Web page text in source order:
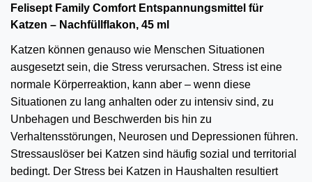
Felisept Family Comfort Entspannungsmittel für
Katzen – Nachfüllflakon, 45 ml
Katzen können genauso wie Menschen Situationen
ausgesetzt sein, die Stress verursachen. Stress ist eine
normale Körperreaktion, kann aber – wenn diese
Situationen zu lang anhalten oder zu intensiv sind, zu
Unbehagen und Beschwerden bis hin zu
Verhaltensstörungen, Neurosen und Depressionen führen.
Stressauslöser bei Katzen sind häufig sozial und territorial
bedingt. Der Stress bei Katzen in Haushalten resultiert